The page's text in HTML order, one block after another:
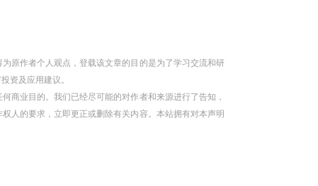
原作者个人观点，登载该文章的目的是为了学习交流和研
资及应用建议。
商业目的。我们已经尽可能的对作者和来源进行了告知，
人的要求，立即更正或删除有关内容。本站拥有对本声明